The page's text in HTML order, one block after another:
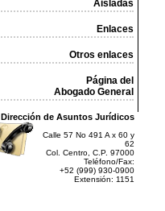
Aisladas
Enlaces
Otros enlaces
Página del
Abogado General
Dirección de Asuntos Jurídicos
Calle 57 No 491 A x 60 y
62
Col. Centro, C.P. 97000
Teléfono/Fax:
+52 (999) 930-0900
Extensión: 1151